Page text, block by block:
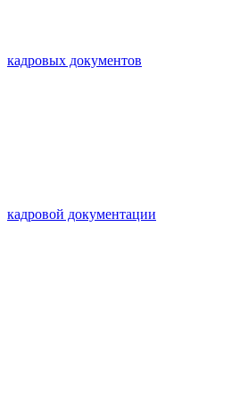
кадровых документов
кадровой документации